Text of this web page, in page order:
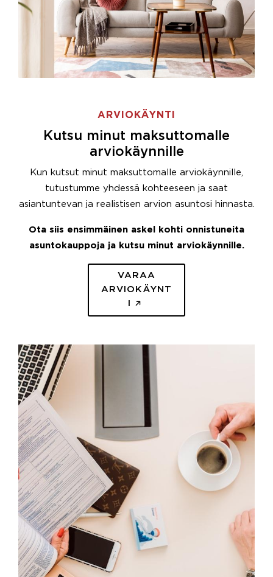
ARVIOKÄYNTI
Kutsu minut maksuttomalle
arviokäynnille
Kun kutsut minut maksuttomalle arviokäynnille,
tutustumme yhdessä kohteeseen ja saat
asiantuntevan ja realistisen arvion asuntosi hinnasta.
Ota siis ensimmäinen askel kohti onnistuneita
asuntokauppoja ja kutsu minut arviokäynnille.
VARAA
ARVIOKÄYNT